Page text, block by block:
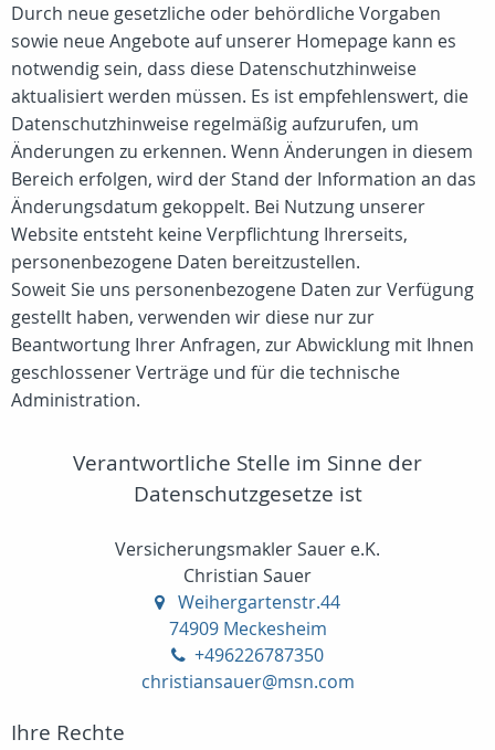
Durch neue gesetzliche oder behördliche Vorgaben
sowie neue Angebote auf unserer Homepage kann es
notwendig sein, dass diese Datenschutzhinweise
aktualisiert werden müssen. Es ist empfehlenswert, die
Datenschutzhinweise regelmäßig aufzurufen, um
Änderungen zu erkennen. Wenn Änderungen in diesem
Bereich erfolgen, wird der Stand der Information an das
Änderungsdatum gekoppelt. Bei Nutzung unserer
Website entsteht keine Verpflichtung Ihrerseits,
personenbezogene Daten bereitzustellen.
Soweit Sie uns personenbezogene Daten zur Verfügung
gestellt haben, verwenden wir diese nur zur
Beantwortung Ihrer Anfragen, zur Abwicklung mit Ihnen
geschlossener Verträge und für die technische
Administration.
Verantwortliche Stelle im Sinne der
Datenschutzgesetze ist
Versicherungsmakler Sauer e.K.
Christian Sauer
Weihergartenstr.44
74909 Meckesheim
+496226787350
christiansauer@msn.com
Ihre Rechte